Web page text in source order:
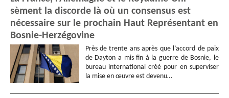
sèment la discorde là où un consensus est
nécessaire sur le prochain Haut Représentant en
Bosnie-Herzégovine
Près de trente ans après que l’accord de paix
de Dayton a mis fin à la guerre de Bosnie, le
bureau international créé pour en superviser
la mise en œuvre est devenu…